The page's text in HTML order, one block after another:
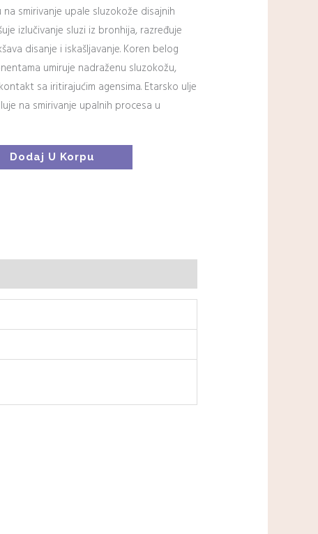
smirivanje upale sluzokože disajnih
izlučivanje sluzi iz bronhija, razređuje
disanje i iskašljavanje. Koren belog
umiruje nadraženu sluzokožu,
sa iritirajućim agensima. Etarsko ulje
na smirivanje upalnih procesa u
Dodaj U Korpu